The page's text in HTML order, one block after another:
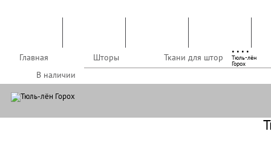
Работы Оптом
Главная
•
Шторы
•
Ткани для штор
•
В наличии
•
Тюль-лён
Горох